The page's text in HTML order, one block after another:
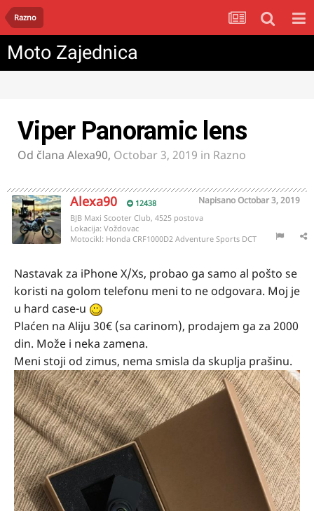
Razno
Moto Zajednica
Viper Panoramic lens
Od člana Alexa90, Octobar 3, 2019 in Razno
Alexa90 12438 NapisanoOctobar 3, 2019
BJB Maxi Scooter Club, 4525 postova
Lokacija: Voždovac
Motocikl: Honda CRF1000D2 Adventure Sports DCT
Nastavak za iPhone X/Xs, probao ga samo al pošto se
koristi na golom telefonu meni to ne odgovara. Moj je
u hard case-u
Plaćen na Aliju 30€ (sa carinom), prodajem ga za 2000
din. Može i neka zamena.
Meni stoji od zimus, nema smisla da skuplja prašinu.